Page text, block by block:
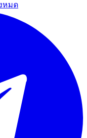
หมด